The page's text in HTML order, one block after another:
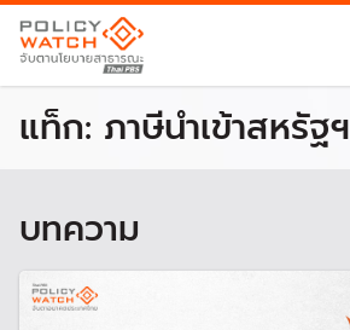
แท็ก: ภาษีนำเข้าสหรัฐฯ
บทความ